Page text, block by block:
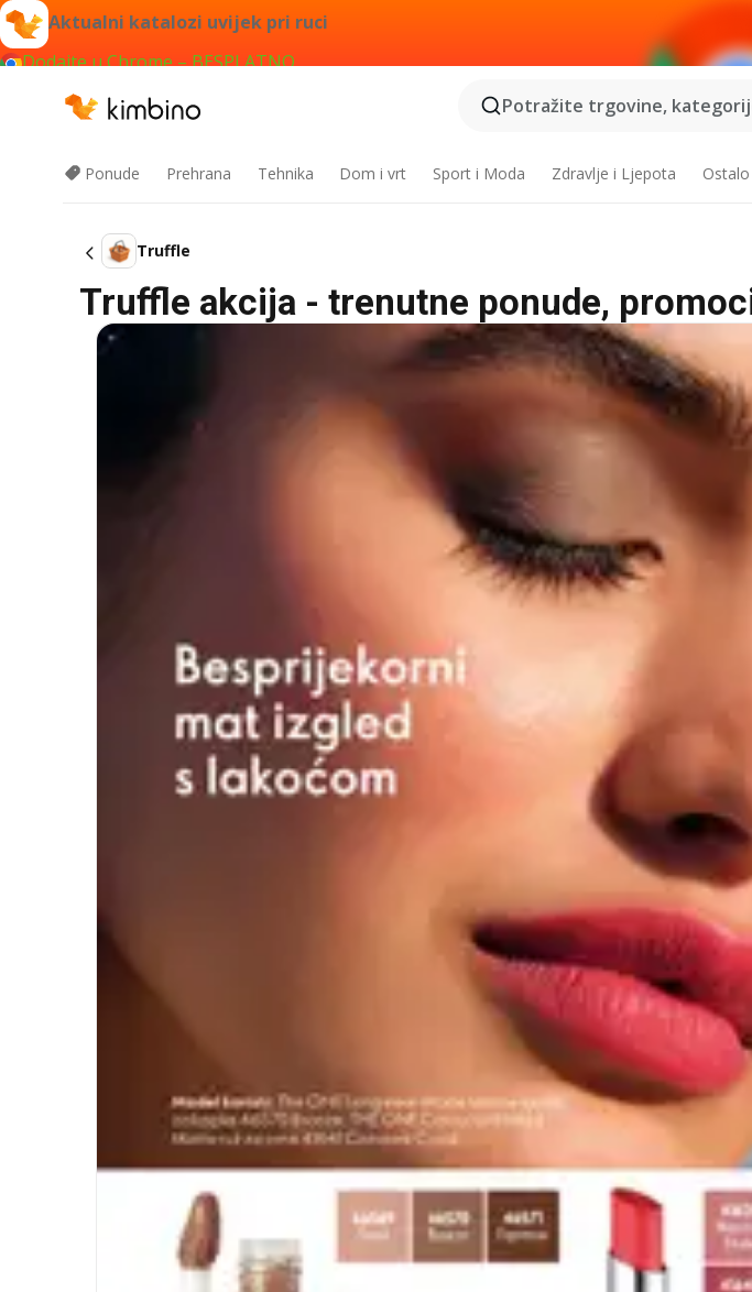
Aktualni katalozi uvijek pri ruci
Dodajte u Chrome – BESPLATNO
Potražite trgovine,
Ponude Prehrana Tehnika Dom i vrt Sport i Moda Zdravlje i Ljepota Ostalo
Truffle
Truffle akcija - trenutne ponude,